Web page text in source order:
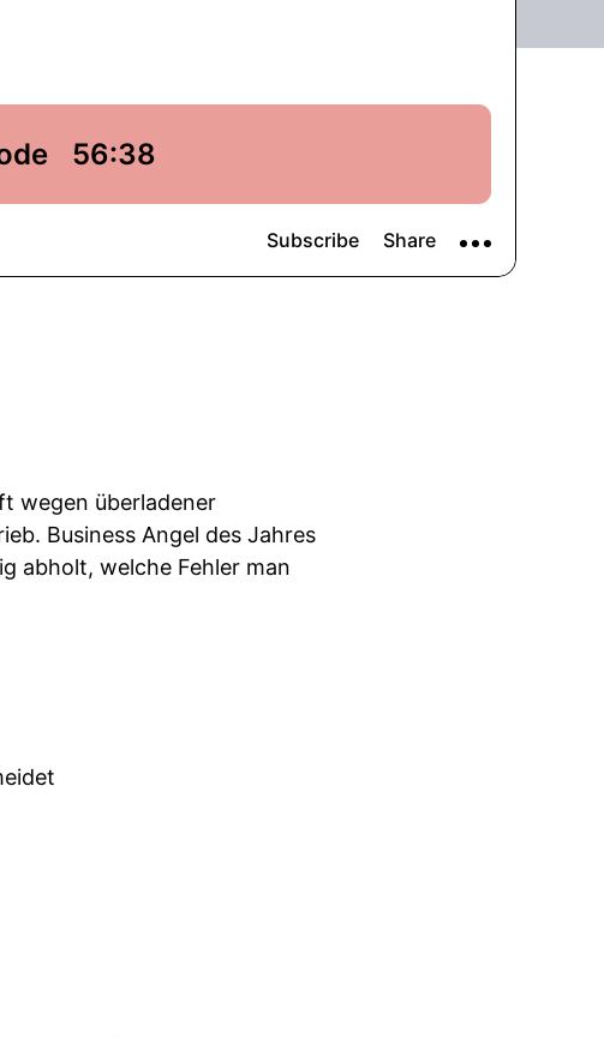
wegen überladener
Business Angel des Jahres
abholt, welche Fehler man